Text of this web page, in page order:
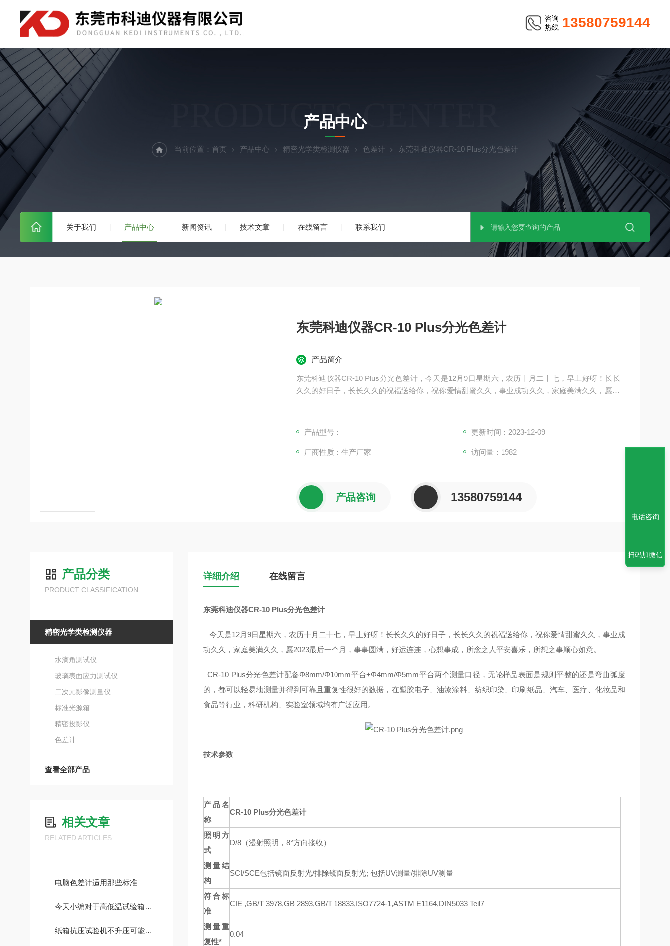
咨询
热线 13580759144
关于我们 产品中心 新闻资讯 技术文章 在线留言 联系我们
PRODUCTS CENTER
产品中心
当前位置： 首页 产品中心 精密光学类检测仪器 色差计 东莞科迪仪器CR-10 Plus分光色差计
东莞科迪仪器CR-10 Plus分光色差计
产品简介
东莞科迪仪器CR-10 Plus分光色差计，今天是12月9日星期六，农历十月二十七，早上好呀！长长
久久的好日子，长长久久的祝福送给你，祝你爱情甜蜜久久，事业成功久久，家庭美满久久，愿20
产品型号： 更新时间：2023-12-09
厂商性质：生产厂家 访问量：1982
产品咨询 13580759144
产品分类
PRODUCT CLASSIFICATION
精密光学类检测仪器
水滴角测试仪
玻璃表面应力测试仪
二次元影像测量仪
标准光源箱
精密投影仪
色差计
查看全部产品
相关文章
RELATED ARTICLES
电脑色差计适用那些标准
今天小编对于高低温试验箱的实地安装提出以下几点建议，大家要遵循以下几点
纸箱抗压试验机不升压可能由多种原因造成，以下是一些常见的原因及解决方法
详细介绍 在线留言
东莞科迪仪器CR-10 Plus分光色差计
今天是12月9日星期六，农历十月二十七，早上好呀！长长久久的好日子，长长久久的祝福送给你，祝你爱情甜蜜久久，事业成
功久久，家庭美满久久，愿2023最后一个月，事事圆满，好运连连，心想事成，所念之人平安喜乐，所想之事顺心如意。
CR-10 Plus分光色差计配备Φ8mm/Φ10mm平台+Φ4mm/Φ5mm平台两个测量口径，无论样品表面是规则平整的还是弯曲弧度
的，都可以轻易地测量并得到可靠且重复性很好的数据，在塑胶电子、油漆涂料、纺织印染、印刷纸品、汽车、医疗、化妆品和
食品等行业，科研机构、实验室领域均有广泛应用。
技术参数
产品名
称
CR-10 Plus分光色差计
照明方
式
D/8（漫射照明，8°方向接收）
测量结
构
SCI/SCE包括镜面反射光/排除镜面反射光; 包括UV测量/排除UV测量
符合标
准
CIE ,GB/T 3978,GB 2893,GB/T 18833,ISO7724-1,ASTM E1164,DIN5033 Teil7
测量重
复性*
0.04
电话咨询
扫码加微信